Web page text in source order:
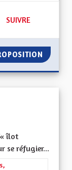
49 ABONNÉS
SUIVRE
îlot
se réfugier...